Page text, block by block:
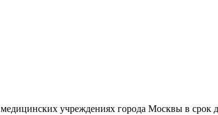
учреждениях города Москвы в срок